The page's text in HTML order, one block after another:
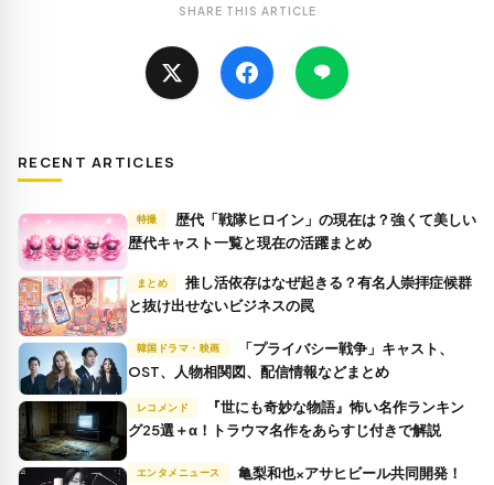
SHARE THIS ARTICLE
RECENT ARTICLES
特撮
歴代キャスト一覧と現在の活躍まとめ
まとめ
推し活依存はなぜ起きる？有名人崇拝症候群
と抜け出せないビジネスの罠
韓国ドラマ・映画
OST、人物相関図、配信情報などまとめ
レコメンド
グ25選＋α！トラウマ名作をあらすじ付きで解説
エンタメニュース